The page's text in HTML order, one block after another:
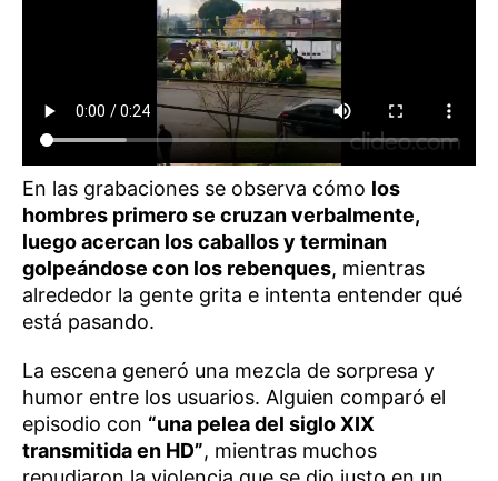
En las grabaciones se observa cómo los
hombres primero se cruzan verbalmente,
luego acercan los caballos y terminan
golpeándose con los rebenques, mientras
alrededor la gente grita e intenta entender qué
está pasando.
La escena generó una mezcla de sorpresa y
humor entre los usuarios. Alguien comparó el
episodio con “una pelea del siglo XIX
transmitida en HD”, mientras muchos